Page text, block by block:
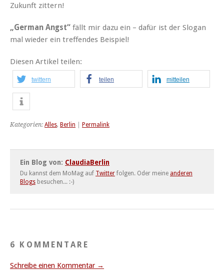
Zukunft zittern!
„German Angst“ fällt mir dazu ein – dafür ist der Slogan
mal wieder ein treffendes Beispiel!
Diesen Artikel teilen:
twittern teilen mitteilen
Kategorien: Alles, Berlin Permalink
Ein Blog von: ClaudiaBerlin
Du kannst dem MoMag auf Twitter folgen. Oder meine anderen
Blogs besuchen... :-)
6 KOMMENTARE
Schreibe einen Kommentar →